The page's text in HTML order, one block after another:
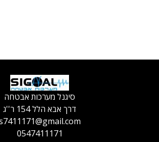
סיגנל מערכות אבטחה
דרך אבא הלל 154 ר''ג
0547411171